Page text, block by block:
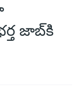
జాబ్‌కి